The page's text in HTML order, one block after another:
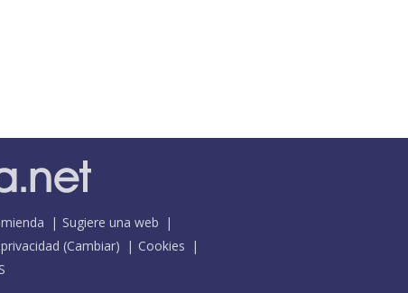
Sugiere una web
(Cambiar)
Cookies